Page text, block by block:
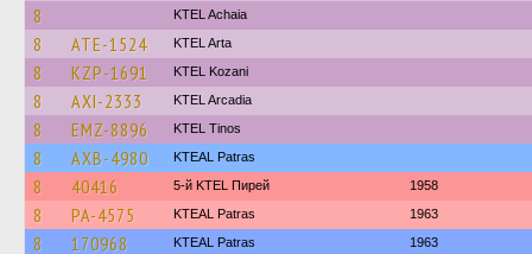
8 KTEL Achaia
8 ATE-1524 KTEL Arta
8 KZP-1691 ΚΤΕL Kozani
8 AXI-2333 KTEL Arcadia
8 EMZ-8896 KTEL Tinos
8 AXB-4980 KTEAL Patras
8 40416 5-й KTEL Пирей 1958
8 PA-4575 KTEAL Patras 1963
8 170968 KTEAL Patras 1963